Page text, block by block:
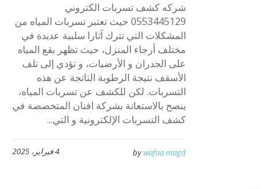
شركه كشف تسربات الكتروني
0553445129 حيث تعتبر تسربات المياه من
المشكلات التي تترك آثارا سلبية عديدة في
مختلف أرجاء المنزل، حيث تظهر بقع المياه
على الجدران و الأرضيات، و تؤدي إلى تلف
الأسقف نتيجة الرطوبة الناتجة عن هذه
التسربات. لكن للكشف عن تسربات المياه،
ينصح بالاستعانة بشركة افنان المتخصصة في
كشف التسربات الإلكترونية و التي...
4 فبراير، 2025 bywafaa magd